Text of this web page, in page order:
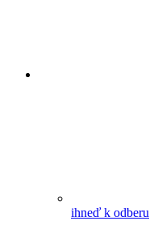
ihneď k odberu